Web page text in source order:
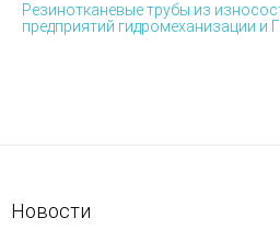
Резинотканевые трубы из
предприятий гидромеханизации и
Новости